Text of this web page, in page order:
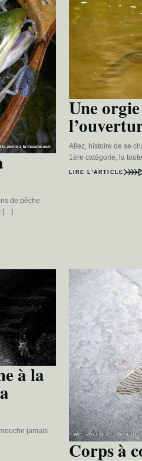
de pêche
[…]
Une
Allez, histoire de se
1ère catégorie, la
LIRE L’ARTICLE
à la
jamais
Corps à